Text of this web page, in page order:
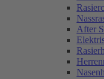
After